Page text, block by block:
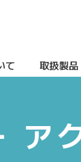
て 取扱製品
ア